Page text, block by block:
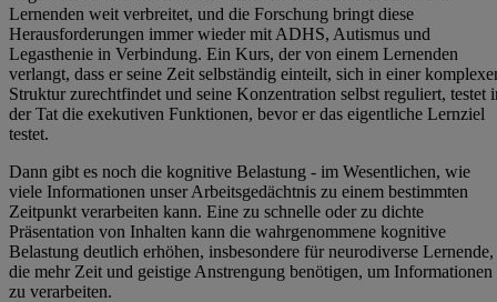
Lernenden weit verbreitet, und die Forschung bringt diese
Herausforderungen immer wieder mit ADHS, Autismus und
Legasthenie in Verbindung. Ein Kurs, der von einem Lernenden
verlangt, dass er seine Zeit selbständig einteilt, sich in einer
Struktur zurechtfindet und seine Konzentration selbst reguliert, testet
der Tat die exekutiven Funktionen, bevor er das eigentliche Lernziel
testet.
Dann gibt es noch die kognitive Belastung - im Wesentlichen, wie
viele Informationen unser Arbeitsgedächtnis zu einem bestimmten
Zeitpunkt verarbeiten kann. Eine zu schnelle oder zu dichte
Präsentation von Inhalten kann die wahrgenommene kognitive
Belastung deutlich erhöhen, insbesondere für neurodiverse Lernende,
die mehr Zeit und geistige Anstrengung benötigen, um Informationen
zu verarbeiten.